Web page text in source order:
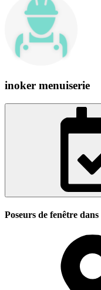
inoker menuiserie
Poseurs de fenêtre